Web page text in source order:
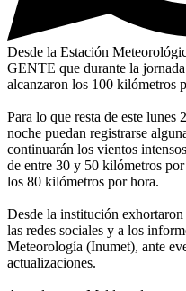
Desde la Estación
GENTE que durante la
alcanzaron los 100 kilómetros
Para lo que resta de este lunes
noche puedan registrarse
continuarán los vientos
de entre 30 y 50 kilómetros
los 80 kilómetros por hora.
Desde la institución exhortaron
las redes sociales y a los
Meteorología (Inumet), ante
actualizaciones.